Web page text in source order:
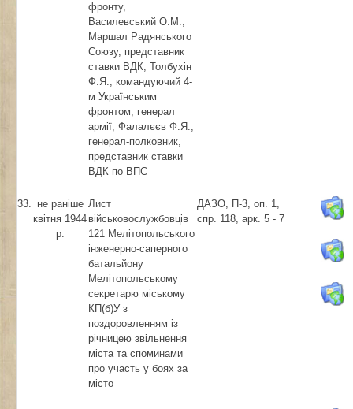
фронту,
Василевський О.М.,
Маршал Радянського
Союзу, представник
ставки ВДК, Толбухін
Ф.Я., командуючий 4-
м Українським
фронтом, генерал
армії, Фалалєєв Ф.Я.,
генерал-полковник,
представник ставки
ВДК по ВПС
33. не раніше
квітня 1944
р.
Лист
військовослужбовців
121 Мелітопольського
інженерно-саперного
батальйону
Мелітопольському
секретарю міському
КП(б)У з
поздоровленням із
річницею звільнення
міста та споминами
про участь у боях за
місто
ДАЗО, П-3, оп. 1,
спр. 118, арк. 5 - 7